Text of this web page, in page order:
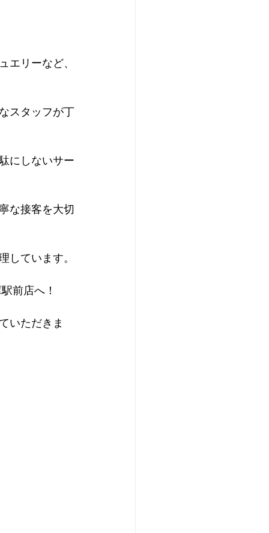
エリーなど、
スタッフが丁
にしないサー
な接客を大切
しています。
前店へ！
いただきま